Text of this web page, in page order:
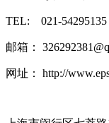
TEL: 021-54295135
邮箱：
网址： http://